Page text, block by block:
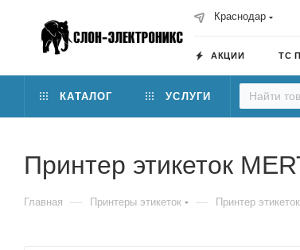
Краснодар
АКЦИИ ТС
КАТАЛОГ УСЛУГИ
Принтер этикеток
Главная — Принтеры этикеток — Принтер